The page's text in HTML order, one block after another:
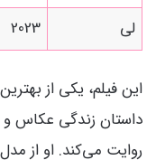
لی 2023
این فیلم، یکی از
داستان زندگی عکاس و
روایت می‌کند. او از